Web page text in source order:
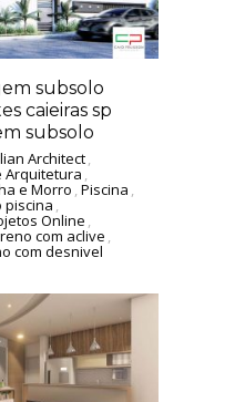
subsolo
caieiras sp
subsolo
Architect,
Arquitetura ,
e Morro , Piscina ,
piscina ,
Online ,
com aclive ,
com desnivel